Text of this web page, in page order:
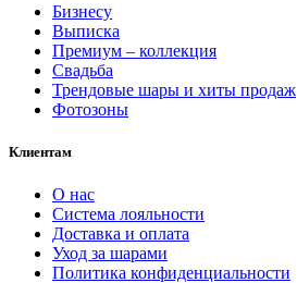
Бизнесу
Выписка
Премиум – коллекция
Свадьба
Трендовые шары и хиты продаж
Фотозоны
Клиентам
О нас
Система лояльности
Доставка и оплата
Уход за шарами
Политика конфиденциальности